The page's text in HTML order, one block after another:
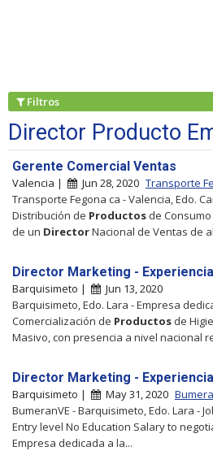
Filtros
Director Producto
Gerente Comercial Ventas
Valencia | Jun 28, 2020 Transporte
Transporte Fegona ca - Valencia, Edo.
Distribución de Productos de
de un DirectorNacional de Ventas de
Director Marketing -
Barquisimeto |
Jun 13, 2020
Barquisimeto, Edo. Lara - Empresa
Comercialización de Productos de
Masivo, con presencia a nivel nacional
Director Marketing -
Barquisimeto | May 31, 2020
BumeranVE - Barquisimeto, Edo. Lara -
Entry level No Education Salary to
Empresa dedicada a la...